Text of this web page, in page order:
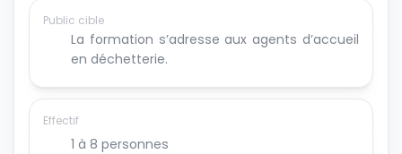
Public cible
La formation s’adresse aux agents d’accueil
en déchetterie.
Effectif
1 à 8 personnes